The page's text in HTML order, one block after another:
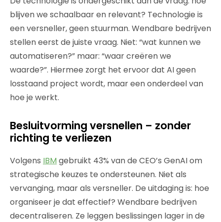
blijven we schaalbaar en relevant? Technologie is
een versneller, geen stuurman. Wendbare bedrijven
stellen eerst de juiste vraag. Niet: “wat kunnen we
automatiseren?” maar: “waar creëren we
waarde?”. Hiermee zorgt het ervoor dat AI geen
losstaand project wordt, maar een onderdeel van
hoe je werkt.
Besluitvorming versnellen – zonder
richting te verliezen
Volgens IBM gebruikt 43% van de CEO’s GenAI om
strategische keuzes te ondersteunen. Niet als
vervanging, maar als versneller. De uitdaging is: hoe
organiseer je dat effectief? Wendbare bedrijven
decentraliseren. Ze leggen beslissingen lager in de